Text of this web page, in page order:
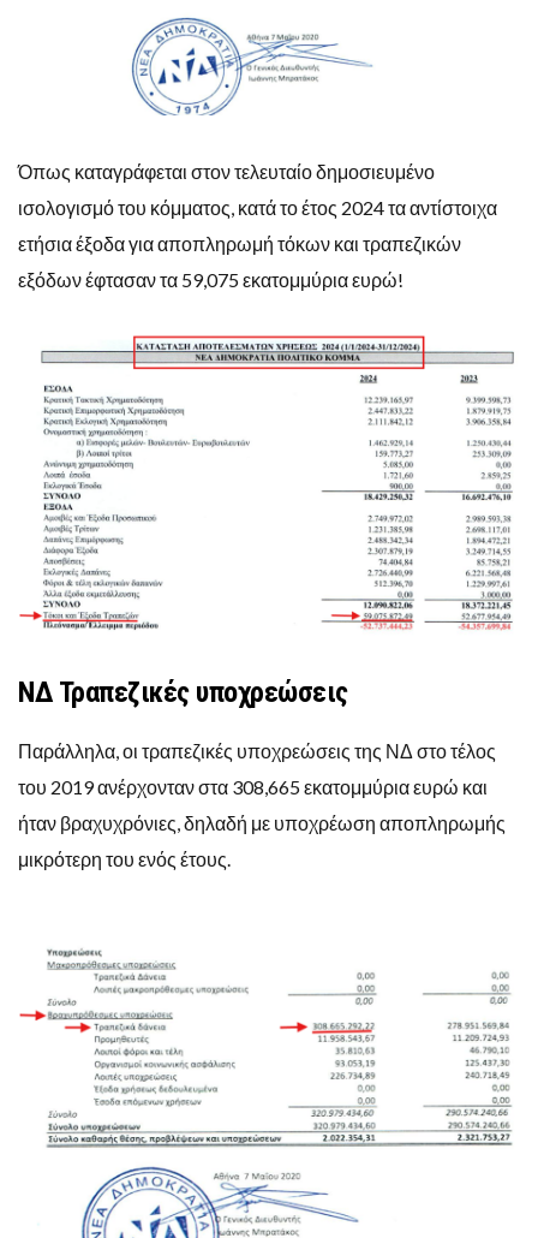
Όπως καταγράφεται στον τελευταίο δημοσιευμένο
ισολογισμό του κόμματος, κατά το έτος 2024 τα αντίστοιχα
ετήσια έξοδα για αποπληρωμή τόκων και τραπεζικών
εξόδων έφτασαν τα 59,075 εκατομμύρια ευρώ!
ΝΔ Τραπεζικές υποχρεώσεις
Παράλληλα, οι τραπεζικές υποχρεώσεις της ΝΔ στο τέλος
του 2019 ανέρχονταν στα 308,665 εκατομμύρια ευρώ και
ήταν βραχυχρόνιες, δηλαδή με υποχρέωση αποπληρωμής
μικρότερη του ενός έτους.